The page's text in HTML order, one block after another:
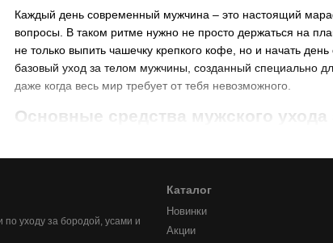
Каждый день современный мужчина – это настоящий
вопросы. В таком ритме нужно не просто держаться на
не только выпить чашечку крепкого кофе, но и начать
базовый уход за телом мужчины, созданный специально
даже когда весь мир требует от тебя невозможного.
Основные средства мужского
не только от типа кожи, но и от образа жизни. Но
Гель для душа: основа всего
Гель для душа – это не просто средство для очищения,
уходу за бородой, усами и
Каталог
Новинки
Акции